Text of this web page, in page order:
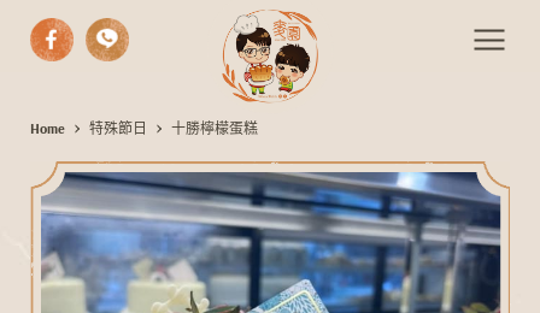
十
勝
檸
檬
蛋
糕
手作麵包
期間限定
伴手禮
Home 特殊節日 十勝檸檬蛋糕